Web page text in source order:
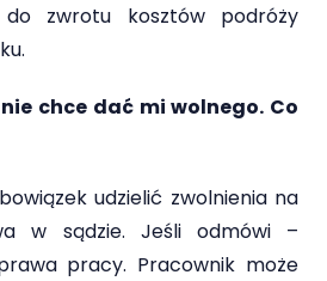
zwrotu kosztów podróży
chce dać mi wolnego. Co
udzielić zwolnienia na
w sądzie. Jeśli odmówi –
pracy. Pracownik może